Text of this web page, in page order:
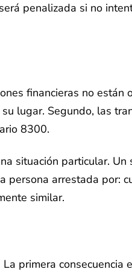
penalizada si no
financieras no están
lugar. Segundo, las
8300.
situación particular.
arrestada por:
similar.
primera